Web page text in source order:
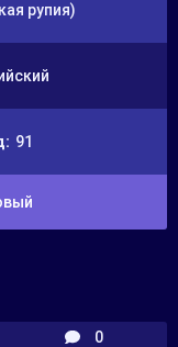
рупия)
91
0